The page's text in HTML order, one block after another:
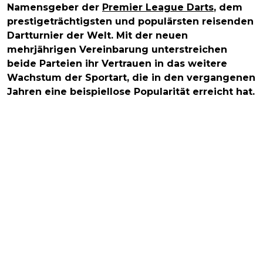
Namensgeber der Premier League Darts, dem
prestigeträchtigsten und populärsten reisenden
Dartturnier der Welt. Mit der neuen
mehrjährigen Vereinbarung unterstreichen
beide Parteien ihr Vertrauen in das weitere
Wachstum der Sportart, die in den vergangenen
Jahren eine beispiellose Popularität erreicht hat.